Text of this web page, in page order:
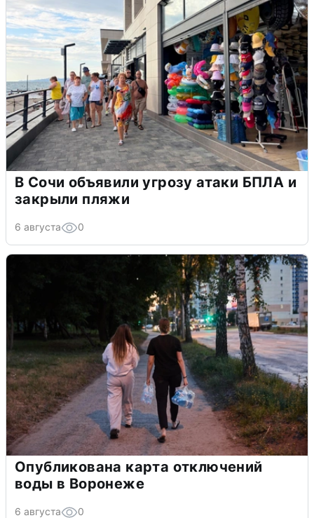
В Сочи объявили угрозу атаки БПЛА и
закрыли пляжи
6 августа 0
Опубликована карта отключений
воды в Воронеже
6 августа 0